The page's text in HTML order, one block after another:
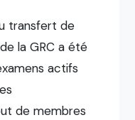
transfert de
la GRC a été
actifs
de membres